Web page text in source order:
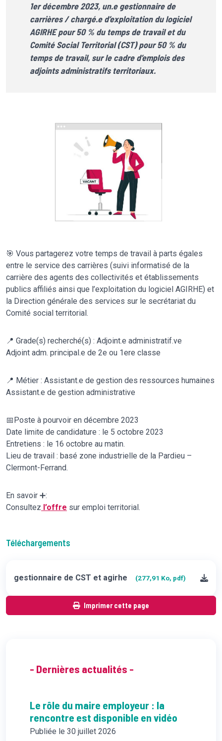
1er décembre 2023, un.e gestionnaire de
carrières / chargé.e d’exploitation du logiciel
AGIRHE pour 50 % du temps de travail et du
Comité Social Territorial (CST) pour 50 % du
temps de travail, sur le cadre d’emplois des
adjoints administratifs territoriaux.
🎯 Vous partagerez votre temps de travail à parts égales
entre le service des carrières (suivi informatisé de la
carrière des agents des collectivités et établissements
publics affiliés ainsi que l’exploitation du logiciel AGIRHE) et
la Direction générale des services sur le secrétariat du
Comité social territorial.
📍 Grade(s) recherché(s) : Adjoint.e administratif.ve
Adjoint adm. principal.e de 2e ou 1ere classe
📍 Métier : Assistant.e de gestion des ressources humaines
Assistant.e de gestion administrative
📅Poste à pourvoir en décembre 2023
Date limite de candidature : le 5 octobre 2023
Entretiens : le 16 octobre au matin.
Lieu de travail : basé zone industrielle de la Pardieu –
Clermont-Ferrand.
En savoir ➕:
Consultez l’offre sur emploi territorial.
Téléchargements
gestionnaire de CST et agirhe (277,91 Ko, pdf)
Imprimer cette page
- Dernières actualités -
Le rôle du maire employeur : la
rencontre est disponible en vidéo
Publiée le 30 juillet 2026